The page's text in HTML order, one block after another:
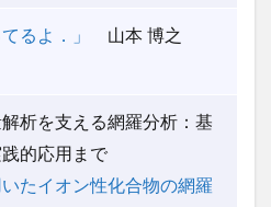
るよ．」 山本 博之
析を支える網羅分析：基
的応用まで
いたイオン性化合物の網羅